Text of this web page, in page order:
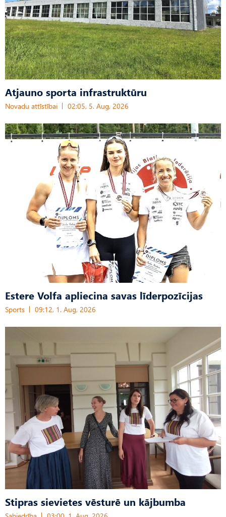
Atjauno sporta infrastruktūru
Novadu attīstībai 02:05, 5. Aug, 2026
Estere Volfa apliecina savas līderpozīcijas
Sports 09:12, 1. Aug, 2026
Stipras sievietes vēsturē un kājbumba